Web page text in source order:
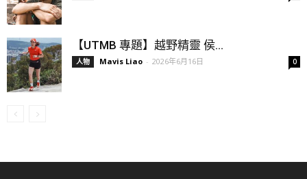
【UTMB 專題】越野精靈 侯...
人物 Mavis Liao - 2026年6月16日 0